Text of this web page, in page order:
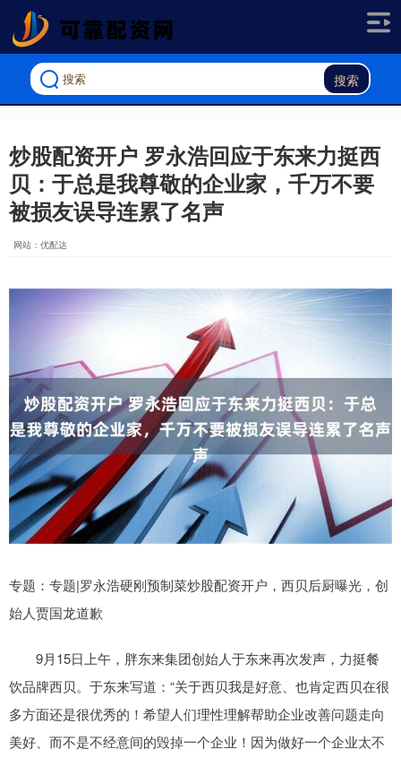
搜索
炒股配资开户 罗永浩回应于东来力挺西
贝：于总是我尊敬的企业家，千万不要
被损友误导连累了名声
网站：优配达
专题：专题|罗永浩硬刚预制菜炒股配资开户，西贝后厨曝光，创
始人贾国龙道歉
9月15日上午，胖东来集团创始人于东来再次发声，力挺餐
饮品牌西贝。于东来写道：“关于西贝我是好意、也肯定西贝在很
多方面还是很优秀的！希望人们理性理解帮助企业改善问题走向
美好、而不是不经意间的毁掉一个企业！因为做好一个企业太不